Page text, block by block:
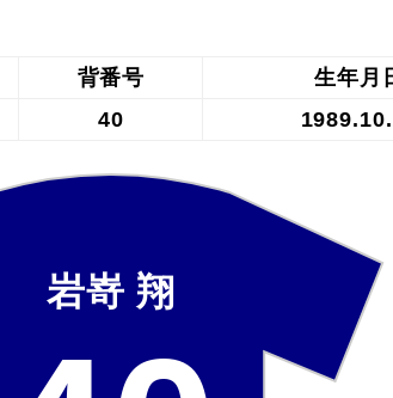
背番号 生年月
40
岩嵜 翔